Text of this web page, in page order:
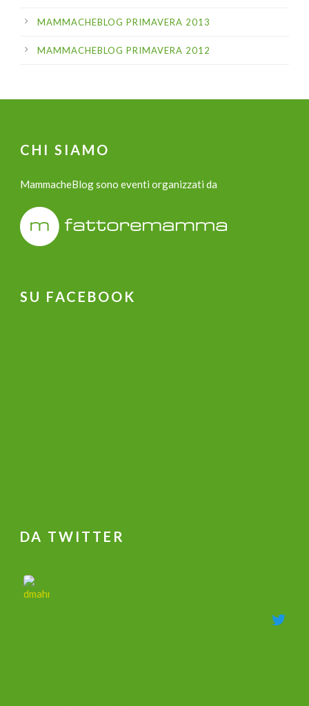
MAMMACHEBLOG PRIMAVERA 2013
MAMMACHEBLOG PRIMAVERA 2012
CHI SIAMO
MammacheBlog sono eventi organizzati da
SU FACEBOOK
DA TWITTER